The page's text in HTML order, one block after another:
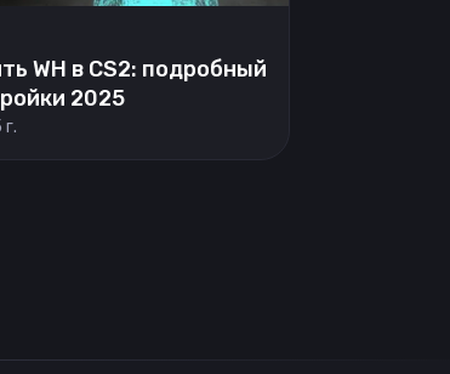
WH в CS2: подробный
2025